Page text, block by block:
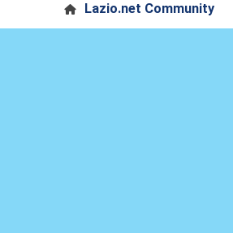
Lazio.net Community